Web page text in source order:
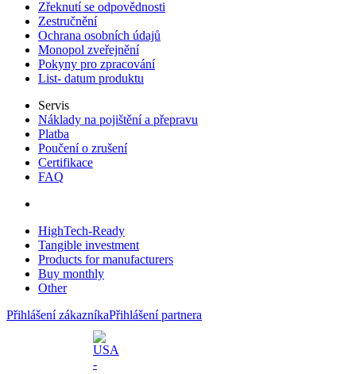
Zřeknutí se odpovědnosti
Zestručnění
Ochrana osobních údajů
Monopol zveřejnění
Pokyny pro zpracování
List- datum produktu
Servis
Náklady na pojištění a přepravu
Platba
Poučení o zrušení
Certifikace
FAQ
HighTech-Ready
Tangible investment
Products for manufacturers
Buy monthly
Other
Přihlášení zákazníkaPřihlášení partnera